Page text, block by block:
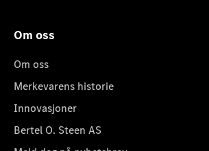
Om oss
Om oss
Merkevarens historie
Innovasjoner
Bertel O. Steen AS